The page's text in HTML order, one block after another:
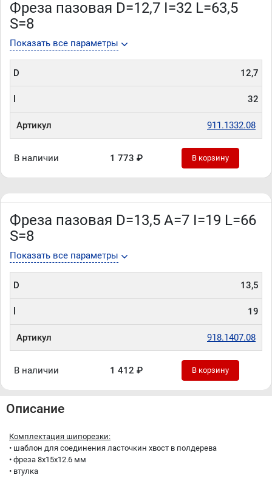
Фреза пазовая D=12,7 I=32 L=63,5
S=8
Показать все параметры
D 12,7
32
Артикул 911.1332.08
В наличии 1 773 ₽ В корзину
Фреза пазовая D=13,5 A=7 I=19 L=66
S=8
Показать все параметры
D 13,5
19
Артикул 918.1407.08
В наличии 1 412 ₽ В корзину
Описание
Комплектация шипорезки:
• шаблон для соединения ласточкин хвост в полдерева
• фреза 8х15х12.6 мм
• втулка